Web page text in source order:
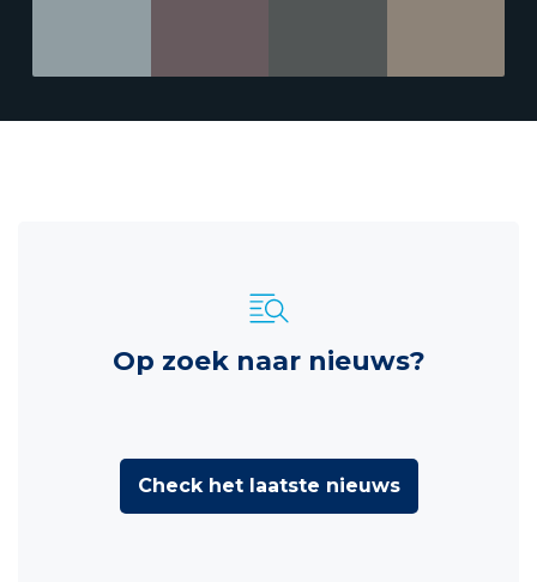
Op zoek naar nieuws?
Check het laatste nieuws